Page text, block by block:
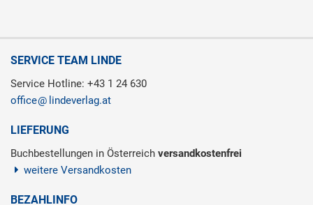
SERVICE TEAM LINDE
Service Hotline: +43 1 24 630
office
lindeverlag.at
LIEFERUNG
Buchbestellungen in Österreich versandkostenfrei
weitere Versandkosten
BEZAHLINFO